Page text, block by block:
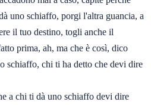
uno schiaffo, porgi l'altra guancia, a
il tuo destino, togli anche il
prima, ah, ma che è così, dico
schiaffo, chi ti ha detto che devi dire
a chi ti dà uno schiaffo devi dire